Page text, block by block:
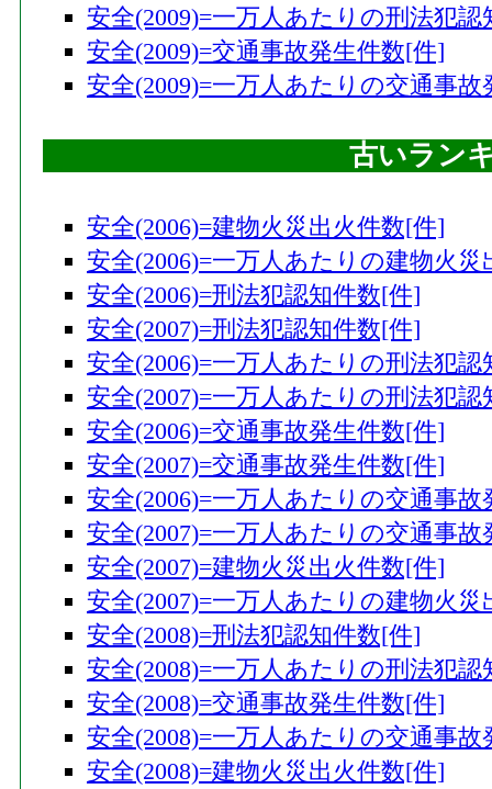
安全(2009)=一万人あたりの刑法犯認
安全(2009)=交通事故発生件数[件]
安全(2009)=一万人あたりの交通事故
古いラン
安全(2006)=建物火災出火件数[件]
安全(2006)=一万人あたりの建物火災
安全(2006)=刑法犯認知件数[件]
安全(2007)=刑法犯認知件数[件]
安全(2006)=一万人あたりの刑法犯認
安全(2007)=一万人あたりの刑法犯認
安全(2006)=交通事故発生件数[件]
安全(2007)=交通事故発生件数[件]
安全(2006)=一万人あたりの交通事故
安全(2007)=一万人あたりの交通事故
安全(2007)=建物火災出火件数[件]
安全(2007)=一万人あたりの建物火災
安全(2008)=刑法犯認知件数[件]
安全(2008)=一万人あたりの刑法犯認
安全(2008)=交通事故発生件数[件]
安全(2008)=一万人あたりの交通事故
安全(2008)=建物火災出火件数[件]